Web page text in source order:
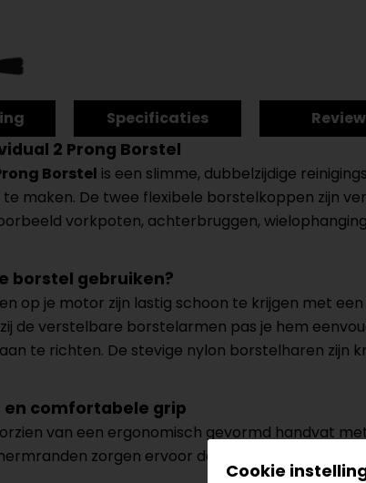
Specificaties
2 Prong Borstel
Borstel is een slimme, dubbelzijdige
maken. De twee flexibele borstelkoppen zijn
vorkpoten, achterbruggen,
borstel gebruiken?
op je motor zijn lastig schoon te krijgen met
de verstelbare borstelarmen pas je hem
te richten. De stevige nylon borstelharen zijn
en comfortabele grip
van een ergonomisch gevormd handvat
zorgen ervoor dat je veilig kunt werken
Cookie